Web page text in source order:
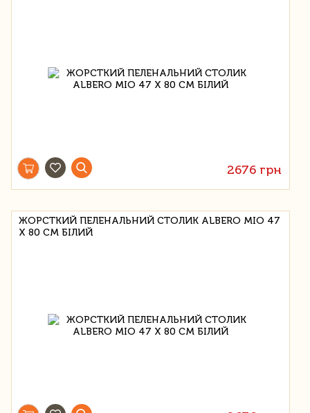
2676 грн
ЖОРСТКИЙ ПЕЛЕНАЛЬНИЙ СТОЛИК ALBERO MIO 47
Х 80 СМ БІЛИЙ